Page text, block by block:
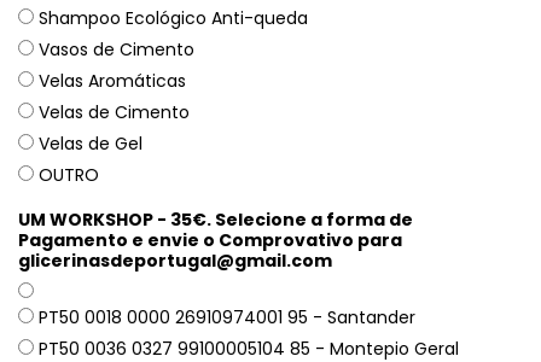
Shampoo Ecológico Anti-queda
Vasos de Cimento
Velas Aromáticas
Velas de Cimento
Velas de Gel
OUTRO
UM WORKSHOP - 35€. Selecione a forma de
Pagamento e envie o Comprovativo para
glicerinasdeportugal@gmail.com
PT50 0018 0000 26910974001 95 - Santander
PT50 0036 0327 99100005104 85 - Montepio Geral